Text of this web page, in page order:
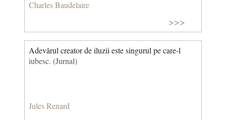
Charles Baudelaire
>>>
Adevărul creator de iluzii este singurul pe care-l
iubesc. (Jurnal)
Jules Renard